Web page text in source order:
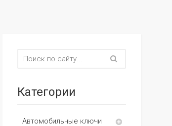
Категории
Автомобильные ключи